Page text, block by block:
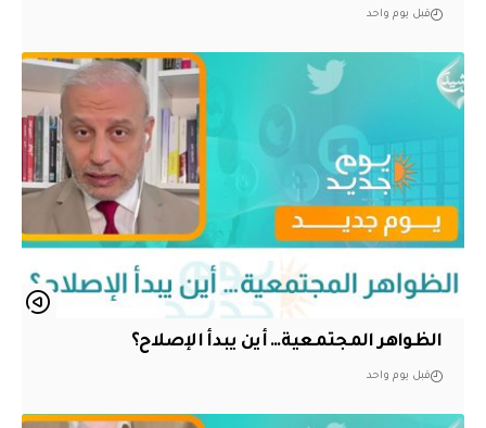
قبل يوم واحد
الظواهر المجتمعية… أين يبدأ الإصلاح؟
قبل يوم واحد